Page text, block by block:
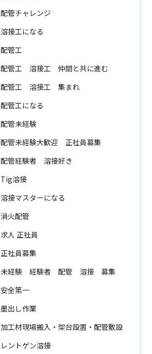
配管チャレンジ
溶接工になる
配管工
配管工 溶接工 仲間と共に進む
配管工 溶接工 集まれ
配管工になる
配管未経験
配管未経験大歓迎 正社員募集
配管経験者 溶接好き
Tig溶接
溶接マスターになる
消火配管
求人 正社員
正社員募集
未経験 経験者 配管 溶接 募集
安全第一
墨出し作業
加工材現場搬入・架台設置・配管敷設
レントゲン溶接